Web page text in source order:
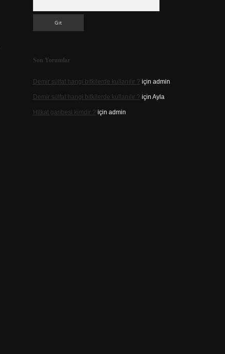
Son Yorumlar
Demir sülfat hangi bitkilerde kullanılır ? için admin
Demir sülfat hangi bitkilerde kullanılır ? için Ayla
Hilkat garibesi kimdir ? için admin